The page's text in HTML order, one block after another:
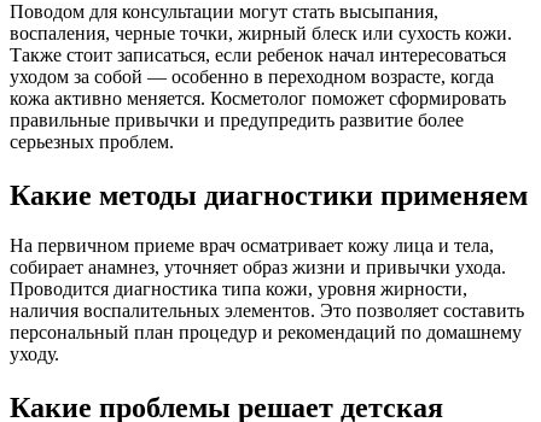
Поводом для консультации могут стать высыпания,
воспаления, черные точки, жирный блеск или сухость кожи.
Также стоит записаться, если ребенок начал интересоваться
уходом за собой — особенно в переходном возрасте, когда
кожа активно меняется. Косметолог поможет сформировать
правильные привычки и предупредить развитие более
серьезных проблем.
Какие методы диагностики применяем
На первичном приеме врач осматривает кожу лица и тела,
собирает анамнез, уточняет образ жизни и привычки ухода.
Проводится диагностика типа кожи, уровня жирности,
наличия воспалительных элементов. Это позволяет составить
персональный план процедур и рекомендаций по домашнему
уходу.
Какие проблемы решает детская